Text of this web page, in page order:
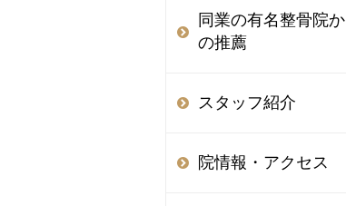
同業の有名整骨院
の推薦
スタッフ紹介
院情報・アクセス